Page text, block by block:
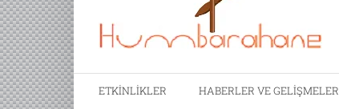
ETKİNLİKLER HABERLER VE GELİŞMELER